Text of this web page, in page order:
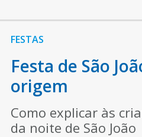
FESTAS
Festa de São
origem
Como explicar às
da noite de São João